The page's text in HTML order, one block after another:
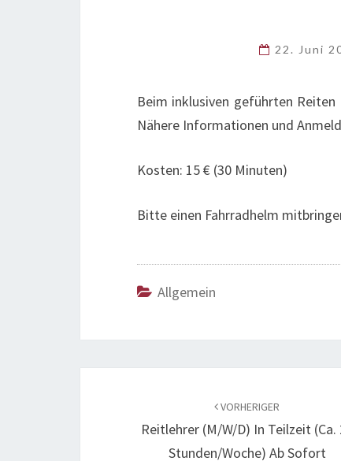
22. Juni
Beim inklusiven geführten
Nähere Informationen und
Kosten: 15 € (30 Minuten)
Bitte einen Fahrradhelm
Allgemein
VORHERIGER
Reitlehrer (m/w/d) In Teilzeit (ca.
Stunden/Woche) Ab Sofort